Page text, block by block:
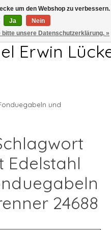
7.00-13.00Uhr
Erwin
und
Edelstahl
24688
um den Webshop zu verbessern.
Ja
Nein
unsere Datenschutzerklärung. »